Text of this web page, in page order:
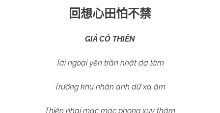
回想心田怕不禁
GIÁ CÔ THIÊN
Tái ngoại yên trần nhật dạ lâm
Trường khu nhân ảnh dữ xa âm
Thiên nhai mạc mạc phong xuy thậm